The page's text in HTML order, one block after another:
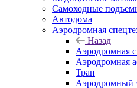
Самоходные
Автодома
Аэродромная
Назад
Аэродромная
Аэродромная
Трап
Аэродромный